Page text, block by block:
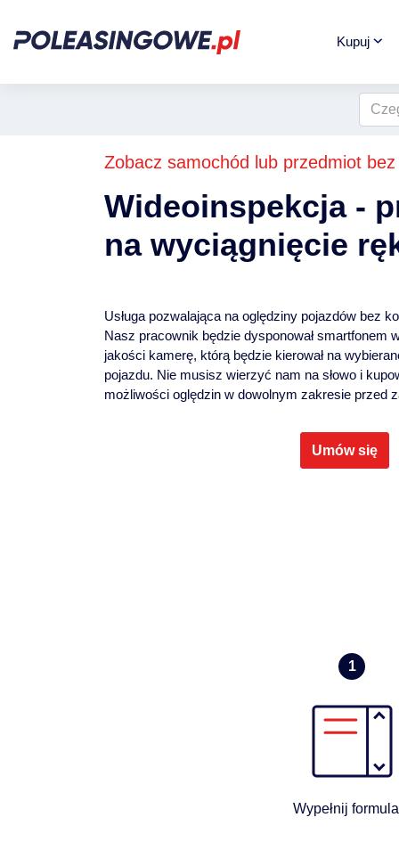
Kupuj
Zobacz samochód lub przedmiot
Wideoinspekcja -
na wyciągnięcie
Usługa pozwalająca na oględziny pojazdów bez
Nasz pracownik będzie dysponował smartfonem
jakości kamerę, którą będzie kierował na
pojazdu. Nie musisz wierzyć nam na słowo i
możliwości oględzin w dowolnym zakresie przed
Umów się
Wypełnij